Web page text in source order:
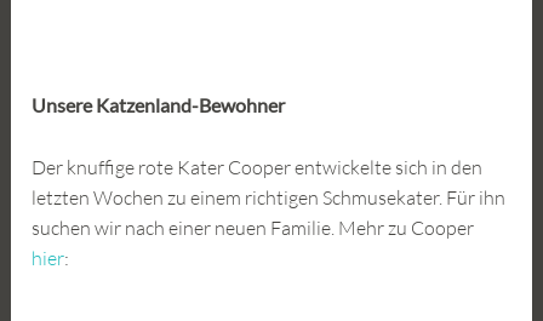
Unsere Katzenland-Bewohner
Der knuffige rote Kater Cooper entwickelte sich in den
letzten Wochen zu einem richtigen Schmusekater. Für ihn
suchen wir nach einer neuen Familie. Mehr zu Cooper
hier: